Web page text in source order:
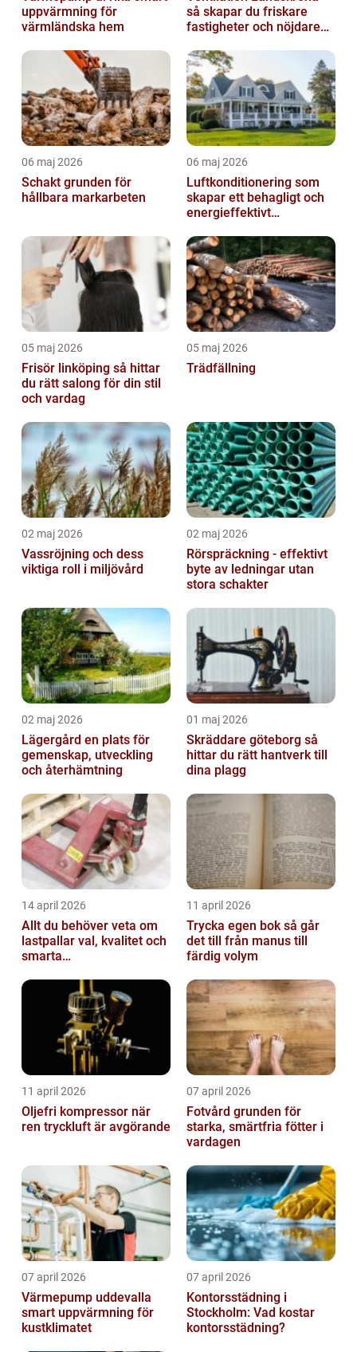
uppvärmning för
värmländska hem
så skapar du friskare
fastigheter och nöjdare
06 maj 2026
Schakt grunden för
hållbara markarbeten
06 maj 2026
Luftkonditionering som
skapar ett behagligt och
energieffektivt
05 maj 2026
Frisör linköping så hittar
du rätt salong för din stil
och vardag
05 maj 2026
Trädfällning
02 maj 2026
Vassröjning och dess
viktiga roll i miljövård
02 maj 2026
Rörspräckning - effektivt
byte av ledningar utan
stora schakter
02 maj 2026
Lägergård en plats för
gemenskap, utveckling
och återhämtning
01 maj 2026
Skräddare göteborg så
hittar du rätt hantverk till
dina plagg
14 april 2026
Allt du behöver veta om
lastpallar val, kvalitet och
smarta
11 april 2026
Trycka egen bok så går
det till från manus till
färdig volym
11 april 2026
Oljefri kompressor när
ren tryckluft är avgörande
07 april 2026
Fotvård grunden för
starka, smärtfria fötter i
vardagen
07 april 2026
Värmepump uddevalla
smart uppvärmning för
kustklimatet
07 april 2026
Kontorsstädning i
Stockholm: Vad kostar
kontorsstädning?